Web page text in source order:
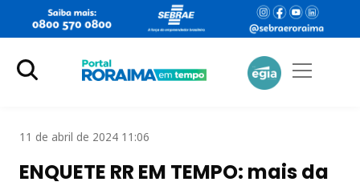
11 de abril de 2024 11:06
ENQUETE RR EM TEMPO: mais da